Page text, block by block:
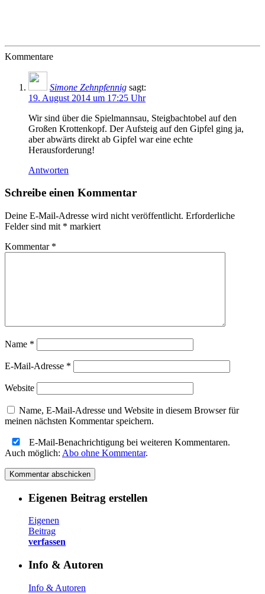
Kommentare
Simone Zehnpfennig sagt:
19. August 2014 um 17:25 Uhr
Wir sind über die Spielmannsau, Steigbachtobel auf den
Großen Krottenkopf. Der Aufsteig auf den Gipfel ging ja,
aber abwärts direkt ab Gipfel war eine echte
Herausforderung!
Antworten
Schreibe einen Kommentar
Deine E-Mail-Adresse wird nicht veröffentlicht. Erforderliche
Felder sind mit * markiert
Kommentar *
Name *
E-Mail-Adresse *
Website
Name, E-Mail-Adresse und Website in diesem Browser für
meinen nächsten Kommentar speichern.
E-Mail-Benachrichtigung bei weiteren Kommentaren.
Auch möglich: Abo ohne Kommentar.
Eigenen Beitrag erstellen
Eigenen
Beitrag
verfassen
Info & Autoren
Info & Autoren